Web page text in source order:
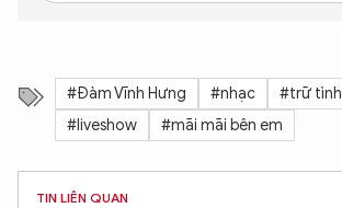
#Đàm Vĩnh Hưng #nhạc #trữ tình
#liveshow
#mãi mãi bên em
TIN LIÊN QUAN